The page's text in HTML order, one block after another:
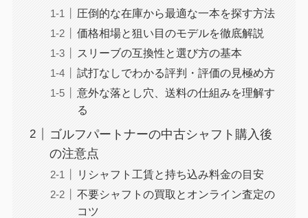
圧倒的な在庫から最適な一本を探す方法
価格相場と狙い目のモデルを徹底解説
スリーブの互換性と選び方の基本
試打なしでわかる評判・評価の見極め方
意外な落とし穴、送料の仕組みを理解す
る
ゴルフパートナーの中古シャフト購入後
の注意点
リシャフト工賃と持ち込み料金の目安
不要シャフトの買取とオンライン査定の
コツ